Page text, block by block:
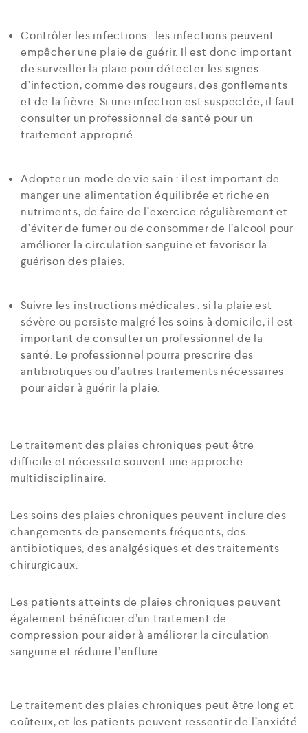
Contrôler les infections : les infections peuvent
empêcher une plaie de guérir. Il est donc important
de surveiller la plaie pour détecter les signes
d’infection, comme des rougeurs, des gonflements
et de la fièvre. Si une infection est suspectée, il faut
consulter un professionnel de santé pour un
traitement approprié.
Adopter un mode de vie sain : il est important de
manger une alimentation équilibrée et riche en
nutriments, de faire de l’exercice régulièrement et
d’éviter de fumer ou de consommer de l’alcool pour
améliorer la circulation sanguine et favoriser la
guérison des plaies.
Suivre les instructions médicales : si la plaie est
sévère ou persiste malgré les soins à domicile, il est
important de consulter un professionnel de la
santé. Le professionnel pourra prescrire des
antibiotiques ou d’autres traitements nécessaires
pour aider à guérir la plaie.
Le traitement des plaies chroniques peut être
difficile et nécessite souvent une approche
multidisciplinaire.
Les soins des plaies chroniques peuvent inclure des
changements de pansements fréquents, des
antibiotiques, des analgésiques et des traitements
chirurgicaux.
Les patients atteints de plaies chroniques peuvent
également bénéficier d’un traitement de
compression pour aider à améliorer la circulation
sanguine et réduire l’enflure.
Le traitement des plaies chroniques peut être long et
coûteux, et les patients peuvent ressentir de l’anxiété